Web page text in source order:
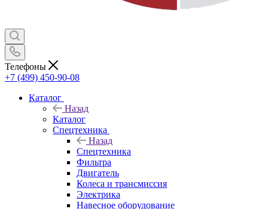
Телефоны
+7 (499) 450-90-08
Каталог
Назад
Каталог
Спецтехника
Назад
Спецтехника
Фильтра
Двигатель
Колеса и трансмиссия
Электрика
Навесное оборудование